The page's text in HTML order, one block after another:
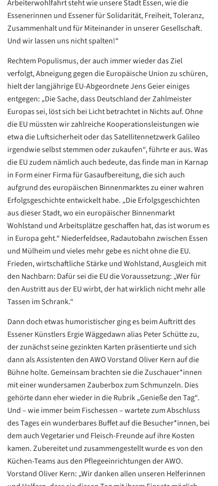
Arbeiterwohlfahrt steht wie unsere Stadt Essen, wie die
Essenerinnen und Essener für Solidarität, Freiheit, Toleranz,
Zusammenhalt und für Miteinander in unserer Gesellschaft.
Und wir lassen uns nicht spalten!“
Rechtem Populismus, der auch immer wieder das Ziel
verfolgt, Abneigung gegen die Europäische Union zu schüren,
hielt der langjährige EU-Abgeordnete Jens Geier einiges
entgegen: „Die Sache, dass Deutschland der Zahlmeister
Europas sei, löst sich bei Licht betrachtet in Nichts auf. Ohne
die EU müssten wir zahlreiche Kooperationsleistungen wie
etwa die Luftsicherheit oder das Satellitennetzwerk Galileo
irgendwie selbst stemmen oder zukaufen“, führte er aus. Was
die EU zudem nämlich auch bedeute, das finde man in Karnap
in Form einer Firma für Gasaufbereitung, die sich auch
aufgrund des europäischen Binnenmarktes zu einer wahren
Erfolgsgeschichte entwickelt habe. „Die Erfolgsgeschichten
aus dieser Stadt, wo ein europäischer Binnenmarkt
Wohlstand und Arbeitsplätze geschaffen hat, das ist worum es
in Europa geht.“ Niederfeldsee, Radautobahn zwischen Essen
und Mülheim und vieles mehr gebe es nicht ohne die EU.
Frieden, wirtschaftliche Stärke und Wohlstand, Ausgleich mit
den Nachbarn: Dafür sei die EU die Voraussetzung: „Wer für
den Austritt aus der EU wirbt, der hat wirklich nicht mehr alle
Tassen im Schrank.“
Dann doch etwas humoristischer ging es beim Auftritt des
Essener Künstlers Ergie Wäggedawn alias Peter Schütte zu,
der zunächst seine gezinkten Karten präsentierte und sich
dann als Assistenten den AWO Vorstand Oliver Kern auf die
Bühne holte. Gemeinsam brachten sie die Zuschauer*innen
mit einer wundersamen Zauberbox zum Schmunzeln. Dies
gehörte dann eher wieder in die Rubrik „Genieße den Tag“.
Und – wie immer beim Fischessen – wartete zum Abschluss
des Tages ein wunderbares Buffet auf die Besucher*innen, bei
dem auch Vegetarier und Fleisch-Freunde auf ihre Kosten
kamen. Zubereitet und zusammengestellt wurde es von den
Küchen-Teams aus den Pflegeeinrichtungen der AWO.
Vorstand Oliver Kern: „Wir danken allen unseren Helferinnen
ZURÜCKTranslate
ZURÜCK